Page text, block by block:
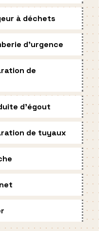
à déchets
d'urgence
de
d'égout
de tuyaux